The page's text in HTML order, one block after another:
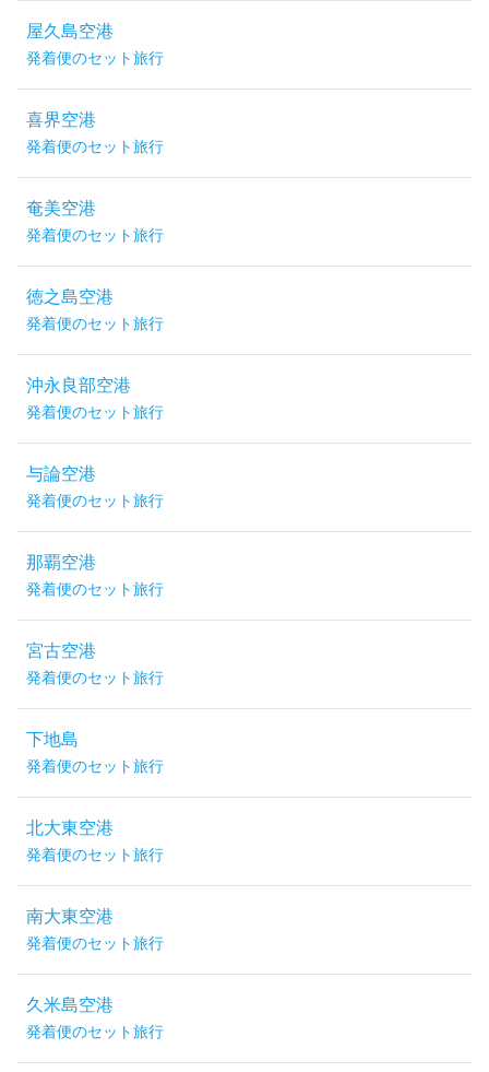
屋久島空港
発着便のセット旅行
喜界空港
発着便のセット旅行
奄美空港
発着便のセット旅行
徳之島空港
発着便のセット旅行
沖永良部空港
発着便のセット旅行
与論空港
発着便のセット旅行
那覇空港
発着便のセット旅行
宮古空港
発着便のセット旅行
下地島
発着便のセット旅行
北大東空港
発着便のセット旅行
南大東空港
発着便のセット旅行
久米島空港
発着便のセット旅行